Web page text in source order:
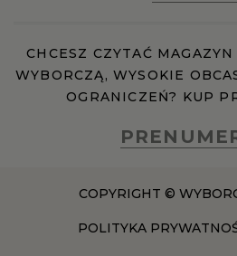
CHCESZ CZYTAĆ
WYBORCZĄ, WYSOKIE
OGRANICZEŃ? KUP
COPYRIGHT ©
POLITYKA